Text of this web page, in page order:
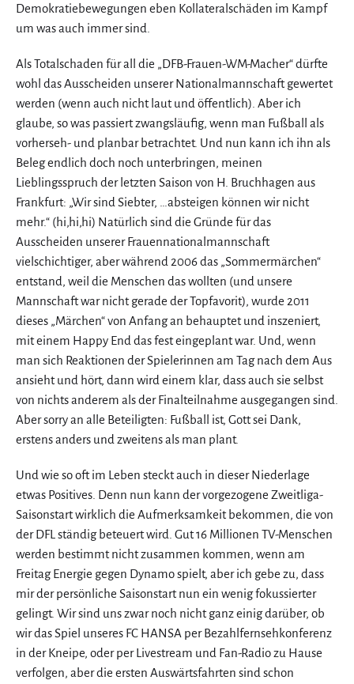
Demokratiebewegungen eben Kollateralschäden im Kampf
um was auch immer sind.
Als Totalschaden für all die „DFB-Frauen-WM-Macher“ dürfte
wohl das Ausscheiden unserer Nationalmannschaft gewertet
werden (wenn auch nicht laut und öffentlich). Aber ich
glaube, so was passiert zwangsläufig, wenn man Fußball als
vorherseh- und planbar betrachtet. Und nun kann ich ihn als
Beleg endlich doch noch unterbringen, meinen
Lieblingsspruch der letzten Saison von H. Bruchhagen aus
Frankfurt: „Wir sind Siebter, …absteigen können wir nicht
mehr.“ (hi,hi,hi) Natürlich sind die Gründe für das
Ausscheiden unserer Frauennationalmannschaft
vielschichtiger, aber während 2006 das „Sommermärchen“
entstand, weil die Menschen das wollten (und unsere
Mannschaft war nicht gerade der Topfavorit), wurde 2011
dieses „Märchen“ von Anfang an behauptet und inszeniert,
mit einem Happy End das fest eingeplant war. Und, wenn
man sich Reaktionen der Spielerinnen am Tag nach dem Aus
ansieht und hört, dann wird einem klar, dass auch sie selbst
von nichts anderem als der Finalteilnahme ausgegangen sind.
Aber sorry an alle Beteiligten: Fußball ist, Gott sei Dank,
erstens anders und zweitens als man plant.
Und wie so oft im Leben steckt auch in dieser Niederlage
etwas Positives. Denn nun kann der vorgezogene Zweitliga-
Saisonstart wirklich die Aufmerksamkeit bekommen, die von
der DFL ständig beteuert wird. Gut 16 Millionen TV-Menschen
werden bestimmt nicht zusammen kommen, wenn am
Freitag Energie gegen Dynamo spielt, aber ich gebe zu, dass
mir der persönliche Saisonstart nun ein wenig fokussierter
gelingt. Wir sind uns zwar noch nicht ganz einig darüber, ob
wir das Spiel unseres FC HANSA per Bezahlfernsehkonferenz
in der Kneipe, oder per Livestream und Fan-Radio zu Hause
verfolgen, aber die ersten Auswärtsfahrten sind schon